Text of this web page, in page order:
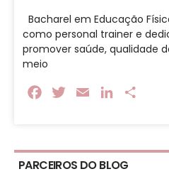
Bacharel em Educação
como personal trainer e
promover saúde, qualidade
meio
FacebookTwitterEmail LinkedIn
PARCEIROS DO BLOG